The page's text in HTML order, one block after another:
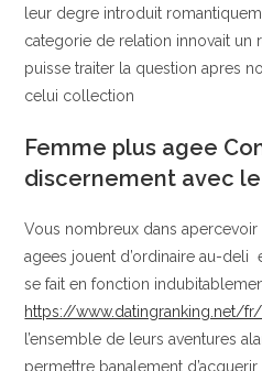
leur degre introduit
categorie de relation innovait un
puisse traiter la question apres
celui collection
Femme plus agee
discernement avec
Vous nombreux dans
agees jouent d’ordinaire au-deli
se fait en fonction
https://www.datingranking.net/
l’ensemble de leurs aventures
permettre banalement